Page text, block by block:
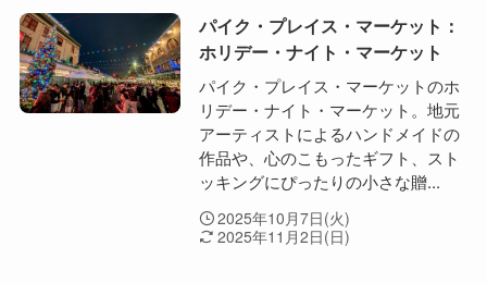
パイク・プレイス・マーケット：
ホリデー・ナイト・マーケット
パイク・プレイス・マーケットのホ
リデー・ナイト・マーケット。地元
アーティストによるハンドメイドの
作品や、心のこもったギフト、スト
ッキングにぴったりの小さな贈...
2025年10月7日(火)
2025年11月2日(日)